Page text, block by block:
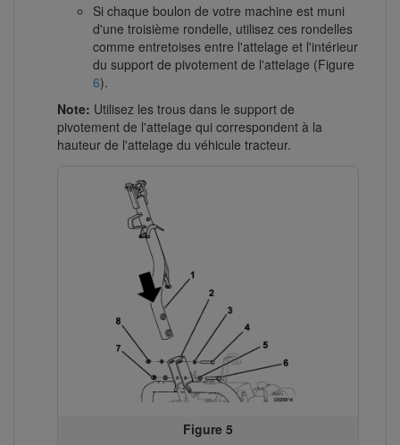
Si chaque boulon de votre machine est muni
d'une troisième rondelle, utilisez ces rondelles
comme entretoises entre l'attelage et l'intérieur
du support de pivotement de l'attelage (Figure
6).
Note: Utilisez les trous dans le support de
pivotement de l'attelage qui correspondent à la
hauteur de l'attelage du véhicule tracteur.
Figure 5